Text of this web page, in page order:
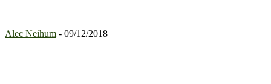
Alec Neihum - 09/12/2018